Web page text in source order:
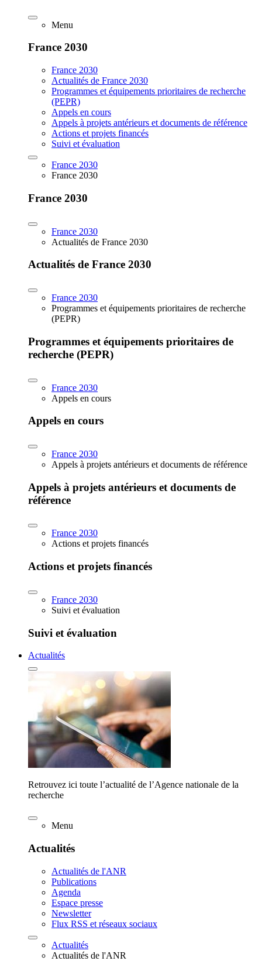
Menu
France 2030
France 2030
Actualités de France 2030
Programmes et équipements prioritaires de recherche
(PEPR)
Appels en cours
Appels à projets antérieurs et documents de référence
Actions et projets financés
Suivi et évaluation
France 2030
France 2030
France 2030
France 2030
Actualités de France 2030
Actualités de France 2030
France 2030
Programmes et équipements prioritaires de recherche
(PEPR)
Programmes et équipements prioritaires de
recherche (PEPR)
France 2030
Appels en cours
Appels en cours
France 2030
Appels à projets antérieurs et documents de référence
Appels à projets antérieurs et documents de
référence
France 2030
Actions et projets financés
Actions et projets financés
France 2030
Suivi et évaluation
Suivi et évaluation
Actualités
Retrouvez ici toute l’actualité de l’Agence nationale de la
recherche
Menu
Actualités
Actualités de l'ANR
Publications
Agenda
Espace presse
Newsletter
Flux RSS et réseaux sociaux
Actualités
Actualités de l'ANR